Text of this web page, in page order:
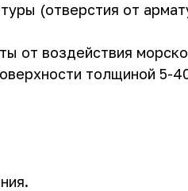
(отверстия от
от воздействия
толщиной 5-